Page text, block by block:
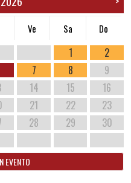
Ve Sa Do
1
2
7 8
9
14 15
16
21 22
23
28 29
30
EVENTO